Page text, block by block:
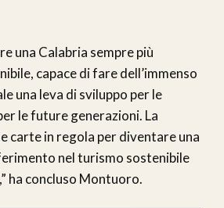
una Calabria sempre più
capace di fare dell’immenso
una leva di sviluppo per le
le future generazioni. La
carte in regola per diventare una
nel turismo sostenibile
ha concluso Montuoro.